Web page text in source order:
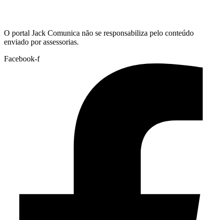
O portal Jack Comunica não se responsabiliza pelo conteúdo
enviado por assessorias.
Facebook-f